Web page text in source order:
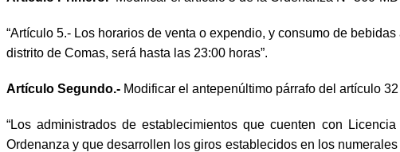
“Artículo 5.- Los horarios de venta o expendio, y consumo de
distrito de Comas, será hasta las 23:00 horas”.
Artículo Segundo.- Modificar el antepenúltimo párrafo del artículo
“Los administrados de establecimientos que cuenten con
Ordenanza y que desarrollen los giros establecidos en los